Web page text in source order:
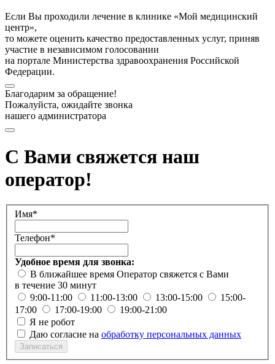
Если Вы проходили лечение в клинике «Мой медицинский
центр»,
то можете оценить качество предоставленных услуг, приняв
участие в независимом голосовании
на портале Министерства здравоохранения Российской
Федерации.
Благодарим за обращение!
Пожалуйста, ожидайте звонка
нашего администратора
С Вами свяжется наш
оператор!
Имя*
Телефон*
Удобное время для звонка:
В ближайшее время Оператор свяжется с Вами
в течение 30 минут
9:00-11:00
11:00-13:00 13:00-15:00
15:00-
17:00
17:00-19:00
19:00-21:00
Я не робот
Даю согласие на обработку персональных данных
Записаться